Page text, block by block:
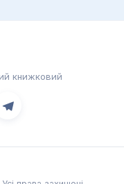
книжковий